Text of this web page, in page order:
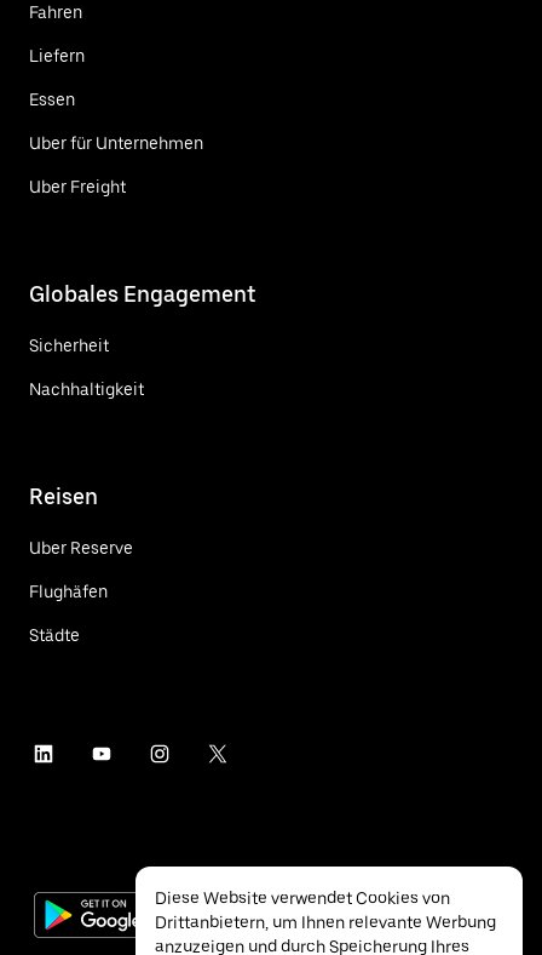
Fahren
Liefern
Essen
Uber für Unternehmen
Uber Freight
Globales Engagement
Sicherheit
Nachhaltigkeit
Reisen
Uber Reserve
Flughäfen
Städte
Diese Website verwendet Cookies von
Drittanbietern, um Ihnen relevante Werbung
anzuzeigen und durch Speicherung Ihres